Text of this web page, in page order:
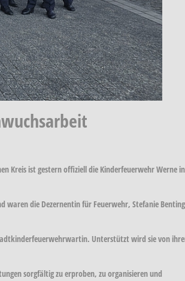
Kreis ist gestern offiziell die Kinderfeuerwehr Werne
waren die Dezernentin für Feuerwehr, Stefanie
Unterstützt wird sie von
sorgfältig zu erproben, zu organisieren und